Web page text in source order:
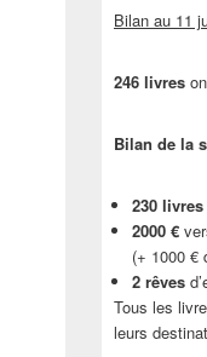
Bilan au 11
246 livres
Bilan de la
230 livres
2000 €
(+ 1000 €
2 rêves
Tous les
leurs